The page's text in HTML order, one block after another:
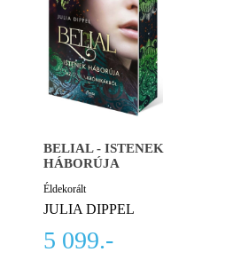
BELIAL - ISTENEK
HÁBORÚJA
Éldekorált
JULIA DIPPEL
5 099.-